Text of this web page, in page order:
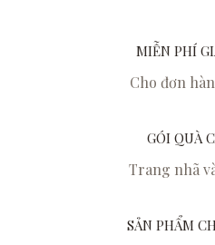
MIỄN PHÍ
Cho đơn
GÓI QUÀ
Trang nhã
SẢN PHẨM